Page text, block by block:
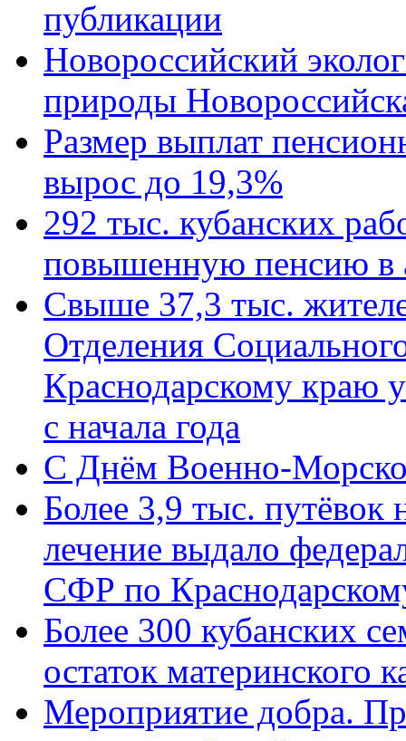
публикации
Новороссийский
природы
Размер выплат
вырос до 19,3%
292 тыс. кубанских
повышенную пенсию в
Свыше 37,3 тыс.
Отделения
Краснодарскому краю
с начала года
C Днём Военно-
Более 3,9 тыс. путёвок
лечение выдало
СФР по
Более 300 кубанских
остаток материнского
Мероприятие добра.